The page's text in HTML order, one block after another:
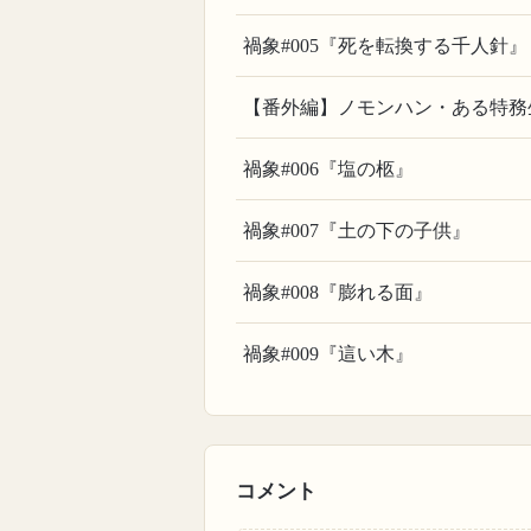
禍象#005『死を転換する千人針』
【番外編】ノモンハン・ある特
禍象#006『塩の柩』
禍象#007『土の下の子供』
禍象#008『膨れる面』
禍象#009『這い木』
コメント